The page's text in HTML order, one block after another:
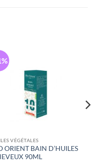
VÉGÉTALES
ORIENT BAIN D’HUILES
90ML